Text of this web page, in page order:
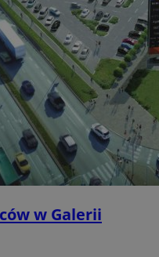
w Galerii